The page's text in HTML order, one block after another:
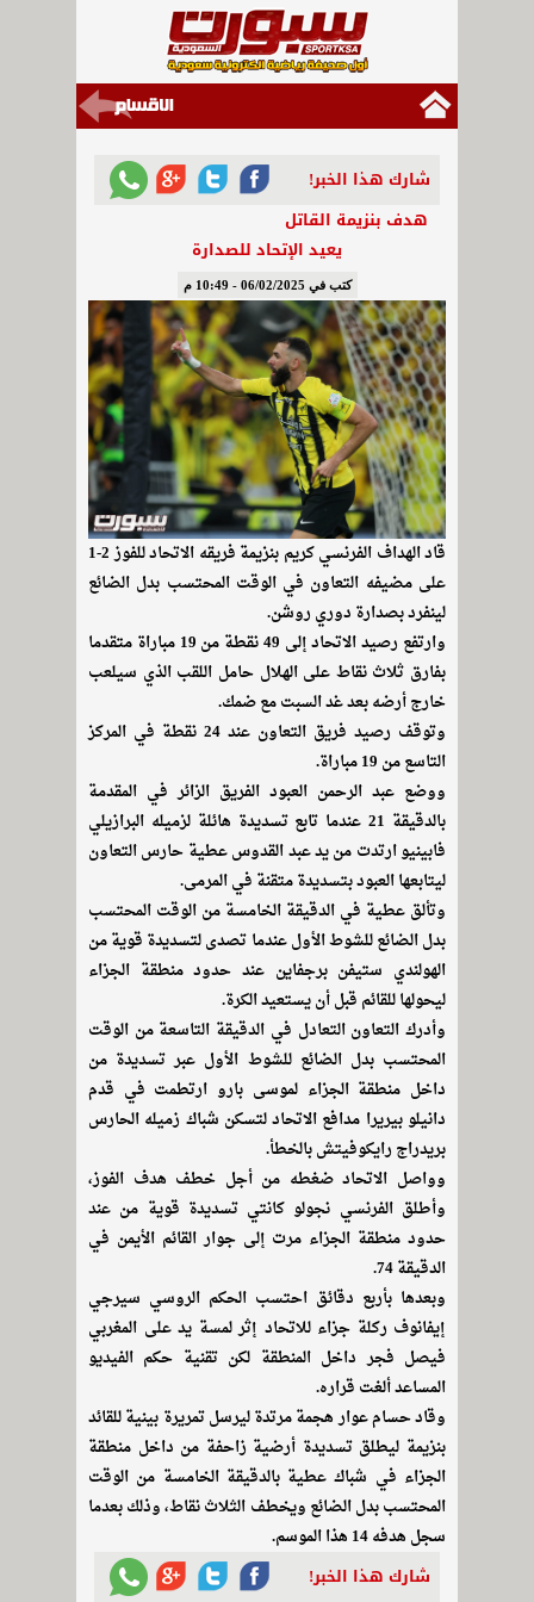
شارك هذا الخبر!
هدف بنزيمة القاتل
يعيد الإتحاد للصدارة
كتب في 06/02/2025 - 10:49 م
قاد الهداف الفرنسي كريم بنزيمة فريقه الاتحاد للفوز 2-1
على مضيفه التعاون في الوقت المحتسب بدل الضائع
لينفرد بصدارة دوري روشن.
وارتفع رصيد الاتحاد إلى 49 نقطة من 19 مباراة متقدما
بفارق ثلاث نقاط على الهلال حامل اللقب الذي سيلعب
خارج أرضه بعد غد السبت مع ضمك.
وتوقف رصيد فريق التعاون عند 24 نقطة في المركز
التاسع من 19 مباراة.
ووضع عبد الرحمن العبود الفريق الزائر في المقدمة
بالدقيقة 21 عندما تابع تسديدة هائلة لزميله البرازيلي
فابينيو ارتدت من يد عبد القدوس عطية حارس التعاون
ليتابعها العبود بتسديدة متقنة في المرمى.
وتألق عطية في الدقيقة الخامسة من الوقت المحتسب
بدل الضائع للشوط الأول عندما تصدى لتسديدة قوية من
الهولندي ستيفن برجفاين عند حدود منطقة الجزاء
ليحولها للقائم قبل أن يستعيد الكرة.
وأدرك التعاون التعادل في الدقيقة التاسعة من الوقت
المحتسب بدل الضائع للشوط الأول عبر تسديدة من
داخل منطقة الجزاء لموسى بارو ارتطمت في قدم
دانيلو بيريرا مدافع الاتحاد لتسكن شباك زميله الحارس
بريدراج رايكوفيتش بالخطأ.
وواصل الاتحاد ضغطه من أجل خطف هدف الفوز،
وأطلق الفرنسي نجولو كانتي تسديدة قوية من عند
حدود منطقة الجزاء مرت إلى جوار القائم الأيمن في
الدقيقة 74.
وبعدها بأربع دقائق احتسب الحكم الروسي سيرجي
إيفانوف ركلة جزاء للاتحاد إثر لمسة يد على المغربي
فيصل فجر داخل المنطقة لكن تقنية حكم الفيديو
المساعد ألغت قراره.
وقاد حسام عوار هجمة مرتدة ليرسل تمريرة بينية للقائد
بنزيمة ليطلق تسديدة أرضية زاحفة من داخل منطقة
الجزاء في شباك عطية بالدقيقة الخامسة من الوقت
المحتسب بدل الضائع ويخطف الثلاث نقاط، وذلك بعدما
سجل هدفه 14 هذا الموسم.
شارك هذا الخبر!